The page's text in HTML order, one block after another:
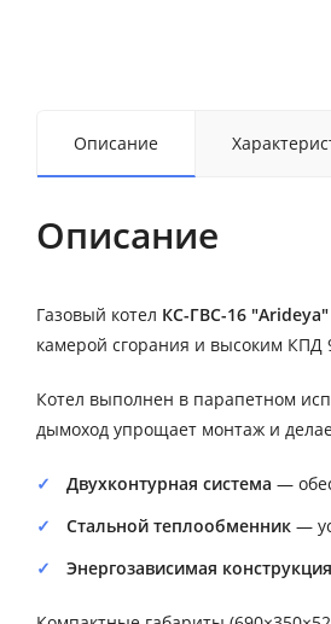
Описание
Описание
Газовый котел КС-ГВС-16 "Arideya"
камерой сгорания и высоким КПД
Котел выполнен в парапетном
дымоход упрощает монтаж и
Двухконтурная система —
Стальной теплообменник —
Энергозависимая конструкция